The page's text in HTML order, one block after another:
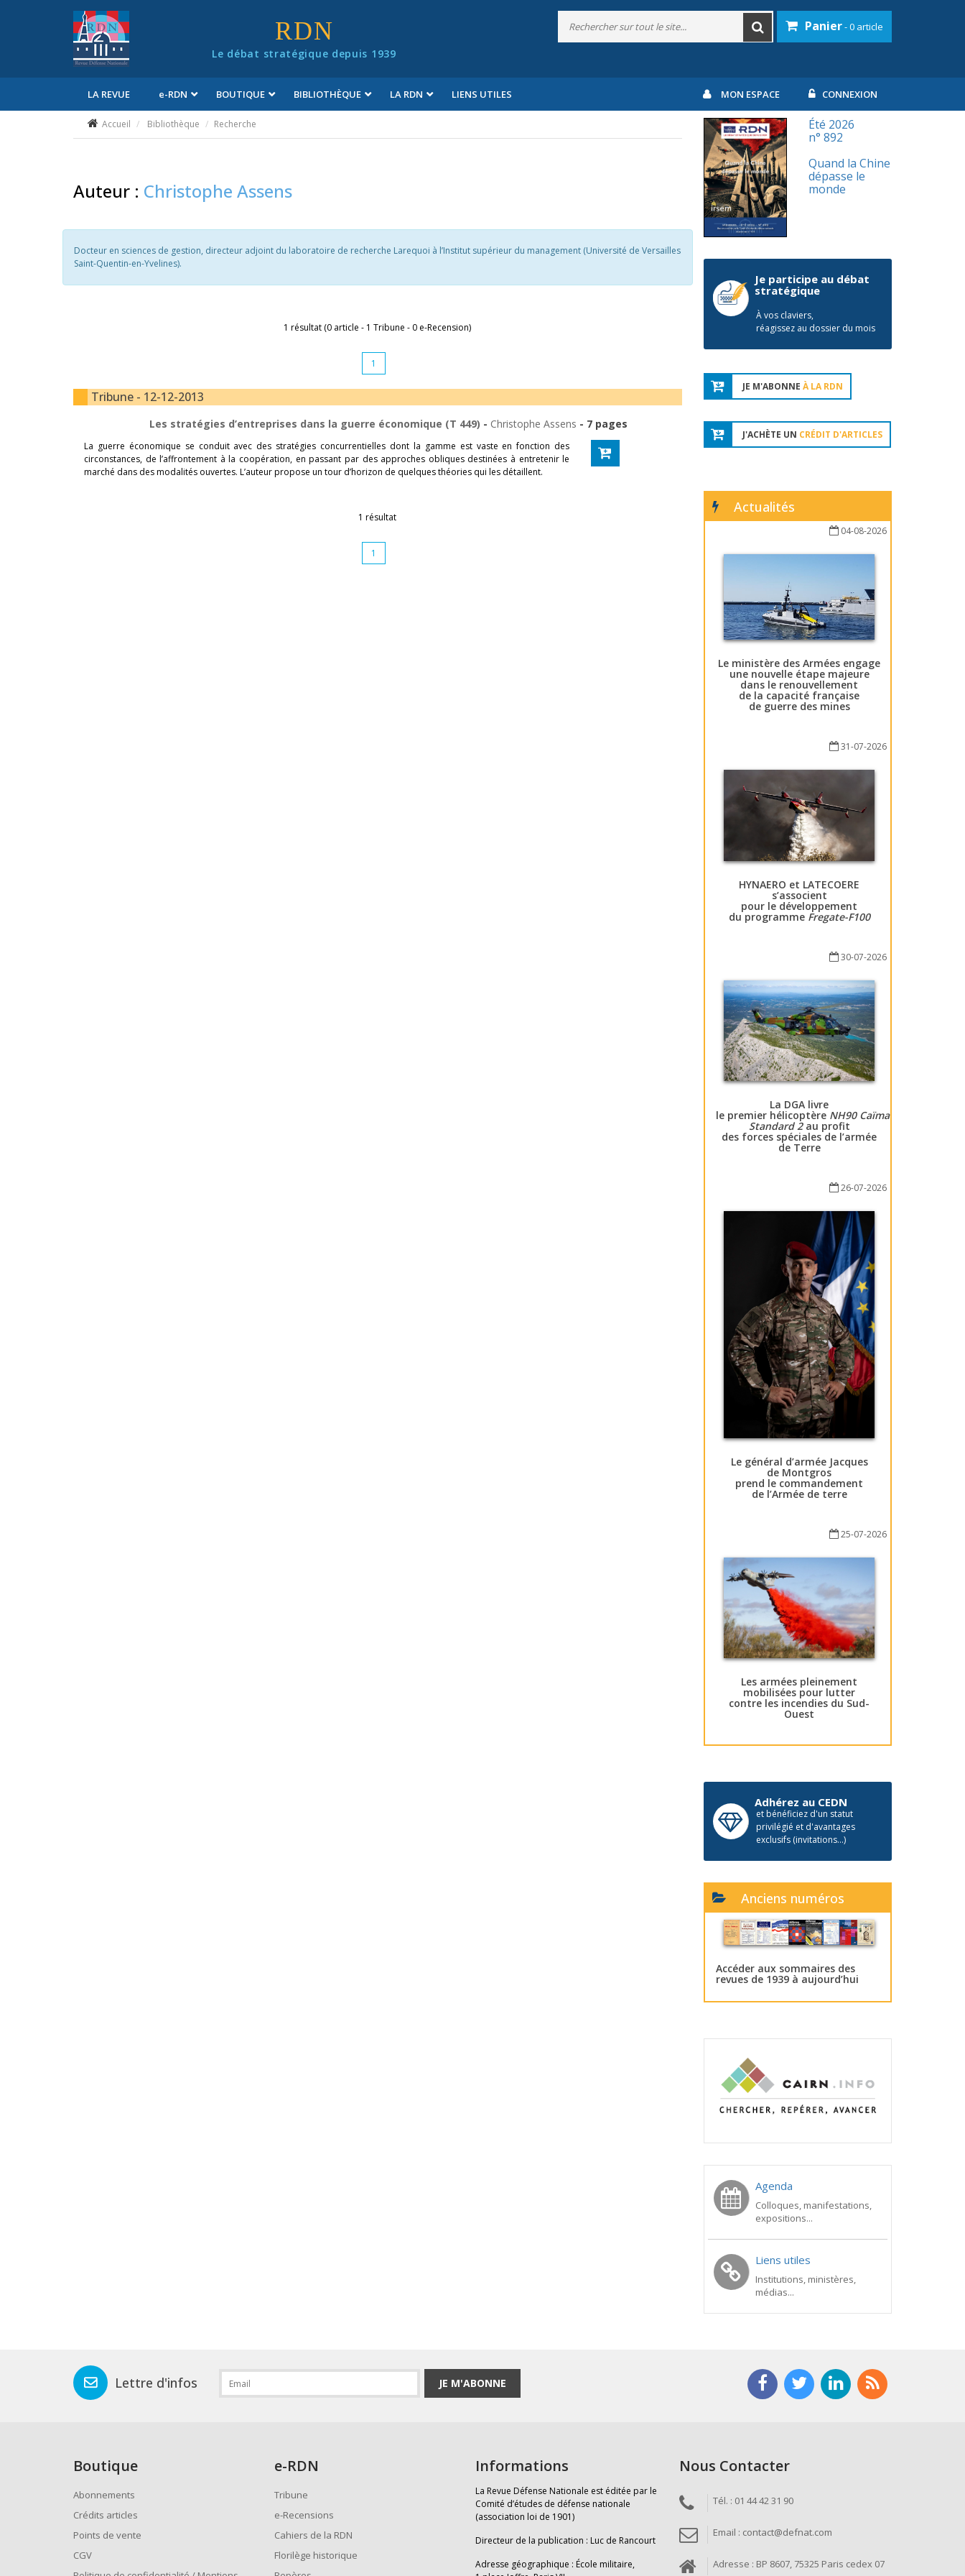
RDN
Le débat stratégique depuis 1939
Panier- 0 article
LA REVUE e-RDN BOUTIQUE BIBLIOTHÈQUE LA RDN LIENS UTILES MON ESPACE CONNEXION
Accueil Bibliothèque Recherche
Auteur : Christophe Assens
Docteur en sciences de gestion, directeur adjoint du laboratoire de recherche Larequoi à l’Institut supérieur du management (Université de Versailles
Saint-Quentin-en-Yvelines).
1 résultat (0 article - 1 Tribune - 0 e-Recension)
1
Tribune - 12-12-2013
Les stratégies d’entreprises dans la guerre économique (T 449) - Christophe Assens - 7 pages
La guerre économique se conduit avec des stratégies concurrentielles dont la gamme est vaste en fonction des
circonstances, de l’affrontement à la coopération, en passant par des approches obliques destinées à entretenir le
marché dans des modalités ouvertes. L’auteur propose un tour d’horizon de quelques théories qui les détaillent.
1 résultat
1
Été 2026
n° 892
Quand la Chine
dépasse le
monde
Je participe au débat
stratégique
À vos claviers,
réagissez au dossier du mois
JE M'ABONNE À LA RDN
J'ACHÈTE UN CRÉDIT D'ARTICLES
Actualités
04-08-2026
Le ministère des Armées engage
une nouvelle étape majeure
dans le renouvellement
de la capacité française
de guerre des mines
31-07-2026
HYNAERO et LATECOERE
s’associent
pour le développement
du programme Fregate-F100
30-07-2026
La DGA livre
le premier hélicoptère NH90 Caïman
Standard 2au profit
des forces spéciales de l’armée
de Terre
26-07-2026
Le général d’armée Jacques
de Montgros
prend le commandement
de l’Armée de terre
25-07-2026
Les armées pleinement
mobilisées pour lutter
contre les incendies du Sud-
Ouest
Adhérez au CEDN
et bénéficiez d'un statut
privilégié et d'avantages
exclusifs (invitations...)
Anciens numéros
Accéder aux sommaires des
revues de 1939 à aujourd’hui
Agenda
Colloques, manifestations,
expositions...
Liens utiles
Institutions, ministères,
médias...
Lettre d'infos JE M'ABONNE
Boutique
Abonnements
Crédits articles
Points de vente
CGV
e-RDN
Tribune
e-Recensions
Cahiers de la RDN
Florilège historique
Informations
La Revue Défense Nationale est éditée par le
Comité d’études de défense nationale
(association loi de 1901)
Directeur de la publication : Luc de Rancourt
Adresse géographique : École militaire,
Nous Contacter
Tél. : 01 44 42 31 90
Email : contact@defnat.com
Adresse : BP 8607, 75325 Paris cedex 07